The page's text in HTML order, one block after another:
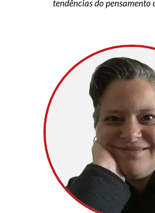
tendências do pensamento